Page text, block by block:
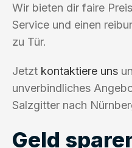
Wir bieten dir faire
Service und einen
zu Tür.
Jetzt kontaktiere uns
unverbindliches
Salzgitter nach
Geld